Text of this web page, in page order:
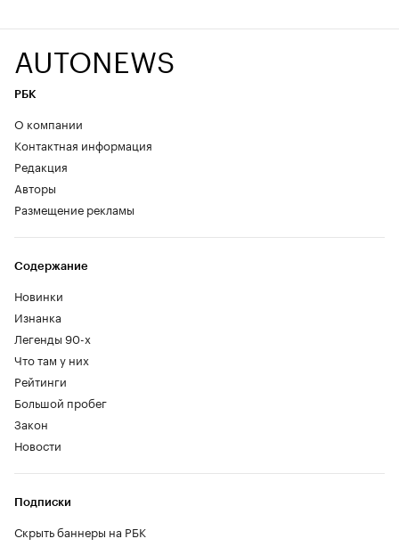
AUTONEWS
РБК
О компании
Контактная информация
Редакция
Авторы
Размещение рекламы
Содержание
Новинки
Изнанка
Легенды 90-х
Что там у них
Рейтинги
Большой пробег
Закон
Новости
Подписки
Скрыть баннеры на РБК